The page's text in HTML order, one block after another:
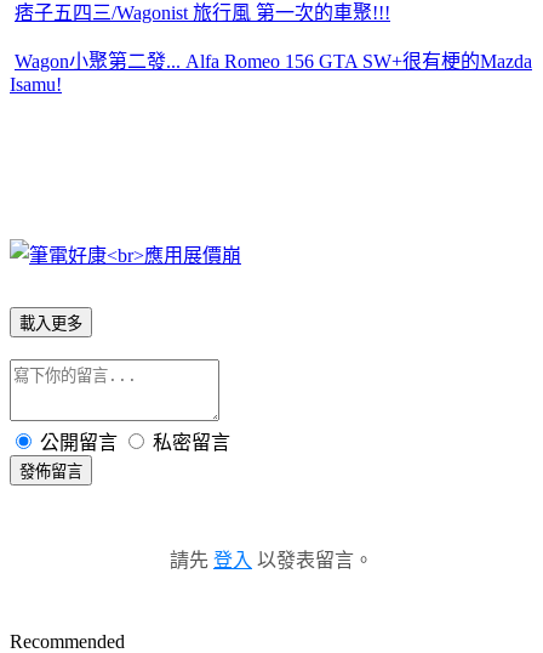
痞子五四三/Wagonist 旅行風 第一次的車聚!!!
Wagon小聚第二發... Alfa Romeo 156 GTA SW+很有梗的Mazda
Isamu!
載入更多
公開留言 私密留言
發佈留言
請先 登入 以發表留言。
Recommended